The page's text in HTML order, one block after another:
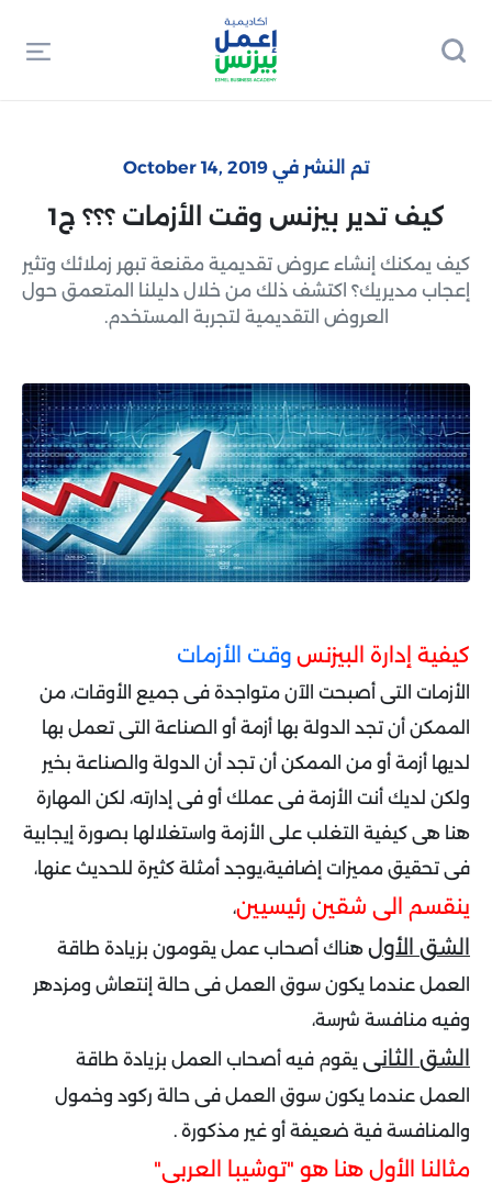
تم النشر في October 14, 2019
كيف تدير بيزنس وقت الأزمات ؟؟؟ ج1
كيف يمكنك إنشاء عروض تقديمية مقنعة تبهر زملائك وتثير
إعجاب مديريك؟ اكتشف ذلك من خلال دليلنا المتعمق حول
العروض التقديمية لتجربة المستخدم.
كيفية إدارة البيزنس وقت الأزمات
الأزمات التى أصبحت الآن متواجدة فى جميع الأوقات، من
الممكن أن تجد الدولة بها أزمة أو الصناعة التى تعمل بها
لديها أزمة أو من الممكن أن تجد أن الدولة والصناعة بخير
ولكن لديك أنت الأزمة فى عملك أو فى إدارته، لكن المهارة
هنا هى كيفية التغلب على الأزمة واستغلالها بصورة إيجابية
فى تحقيق مميزات إضافية،يوجد أمثلة كثيرة للحديث عنها،
ينقسم الى شقين رئيسيين،
الشق الأول هناك أصحاب عمل يقومون بزيادة طاقة
العمل عندما يكون سوق العمل فى حالة إنتعاش ومزدهر
وفيه منافسة شرسة،
الشق الثانى يقوم فيه أصحاب العمل بزيادة طاقة
العمل عندما يكون سوق العمل فى حالة ركود وخمول
والمنافسة فية ضعيفة أو غير مذكورة .
مثالنا الأول هنا هو "توشيبا العربى"